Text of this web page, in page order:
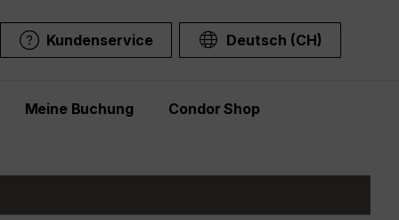
Kundenservice Deutsch (CH)
Meine Buchung Condor Shop